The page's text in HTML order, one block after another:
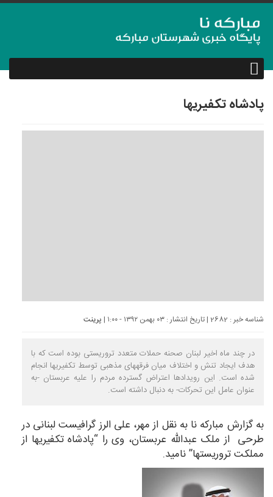
پادشاه تکفیری‎ها
شناسه خبر : 2682 | تاریخ انتشار : ۰۳ بهمن ۱۳۹۲ - ۱:۰۰ | پرینت
در چند ماه اخیر لبنان صحنه حملات متعدد تروریستی بوده است که با
هدف ایجاد تنش و اختلاف میان فرقه‎های مذهبی توسط تکفیری‎ها انجام
شده است. این رویدادها اعتراض گسترده مردم را علیه عربستان -به
عنوان عامل این تحرکات- به دنبال داشته است.
به گزارش مبارکه نا به نقل از مهر، علی الرز گرافیست لبنانی در
طرحی از ملک عبدالله عربستان، وی را “پادشاه تکفیری‎ها از
مملکت تروریست‎ها” نامید.